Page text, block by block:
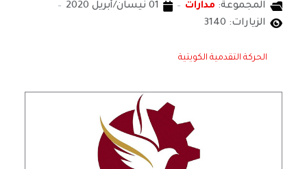
المجموعة: مدارات
01 نيسان/أبريل 2020
الزيارات: 3140
الحركة التقدمية الكويتية